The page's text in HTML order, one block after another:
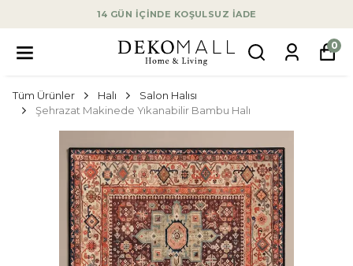
14 GÜN İÇİNDE KOŞULSUZ İADE
0
Tüm Ürünler Halı
Salon Halısı
Şehrazat Makinede Yıkanabilir Bambu Halı